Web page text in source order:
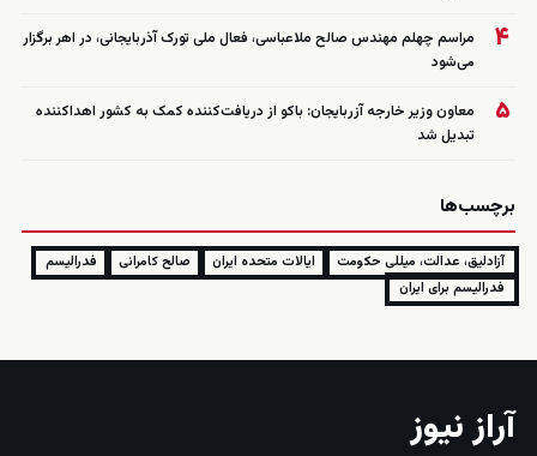
۴
مراسم چهلم مهندس صالح ملاعباسی، فعال ملی تورک آذربایجانی، در اهر برگزار
می‌شود
۵
معاون وزیر خارجه آزربایجان: باکو از دریافت‌کننده کمک به کشور اهداکننده
تبدیل شد
برچسب‌ها
آزادلیق، عدالت، میللی حکومت ایالات متحده ایران صالح کامرانی
فدرالیسم
فدرالیسم برای ایران
آراز نیوز